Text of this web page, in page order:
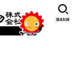
SEARCH